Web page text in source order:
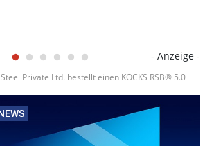
- Anzeige -
Private Ltd. bestellt einen KOCKS RSB® 5.0